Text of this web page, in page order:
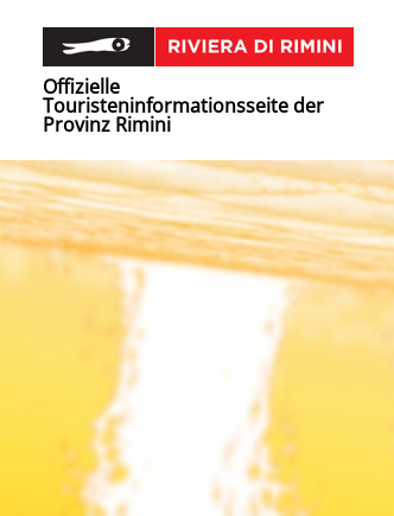
Offizielle
Touristeninformationsseite der
Provinz Rimini